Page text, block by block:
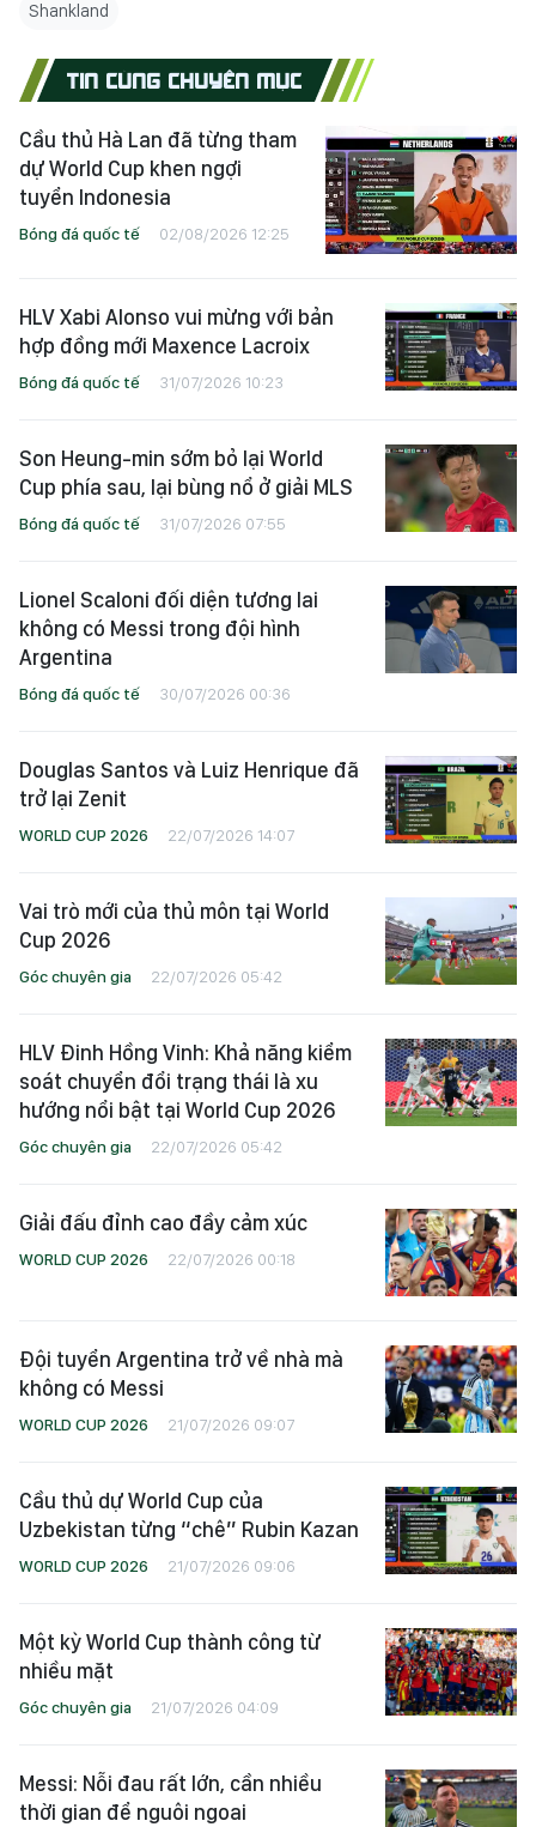
Shankland
TIN CÙNG CHUYÊN MỤC
Cầu thủ Hà Lan đã từng tham
dự World Cup khen ngợi
tuyển Indonesia
Bóng đá quốc tế 02/08/2026 12:25
HLV Xabi Alonso vui mừng với bản
hợp đồng mới Maxence Lacroix
Bóng đá quốc tế 31/07/2026 10:23
Son Heung-min sớm bỏ lại World
Cup phía sau, lại bùng nổ ở giải MLS
Bóng đá quốc tế 31/07/2026 07:55
Lionel Scaloni đối diện tương lai
không có Messi trong đội hình
Argentina
Bóng đá quốc tế 30/07/2026 00:36
Douglas Santos và Luiz Henrique đã
trở lại Zenit
WORLD CUP 2026 22/07/2026 14:07
Vai trò mới của thủ môn tại World
Cup 2026
Góc chuyên gia 22/07/2026 05:42
HLV Đinh Hồng Vinh: Khả năng kiểm
soát chuyển đổi trạng thái là xu
hướng nổi bật tại World Cup 2026
Góc chuyên gia 22/07/2026 05:42
Giải đấu đỉnh cao đầy cảm xúc
WORLD CUP 2026 22/07/2026 00:18
Đội tuyển Argentina trở về nhà mà
không có Messi
WORLD CUP 2026 21/07/2026 09:07
Cầu thủ dự World Cup của
Uzbekistan từng “chê” Rubin Kazan
WORLD CUP 2026 21/07/2026 09:06
Một kỳ World Cup thành công từ
nhiều mặt
Góc chuyên gia 21/07/2026 04:09
Messi: Nỗi đau rất lớn, cần nhiều
thời gian để nguôi ngoai